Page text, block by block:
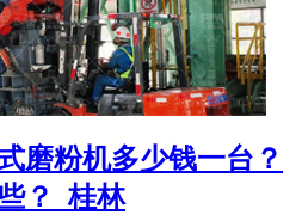
磨粉机多少钱一台？
？_桂林